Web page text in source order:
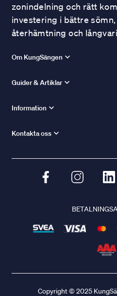
zonindelning och rätt
investering i bättre
återhämtning och
Om KungSängen
Guider & Artiklar
Information
Kontakta oss
Copyright © 2025